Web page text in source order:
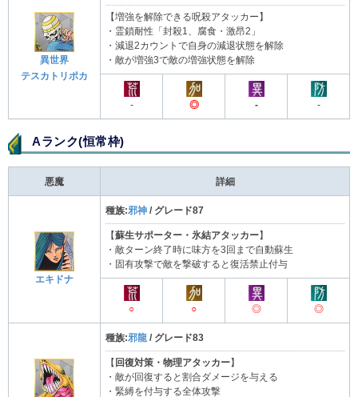
異世界
テスカトリポカ
【増強を解除できる呪殺アタッカー】
・霊鎖耐性「封殺1、腐食・激昂2」
・減退2カウントで自身の減退状態を解除
・敵が増強3で敵の増強状態を解除
- ◎ - -
Aランク(恒常枠)
悪魔 詳細
エキドナ
種族:邪神 / グレード87
【蘇生サポーター・氷結アタッカー】
・敵ターン終了時に味方を3回まで自動蘇生
・固有攻撃で敵を撃破すると復活禁止付与
○ ○ ◎ ◎
種族:邪龍 / グレード83
【 回復対策・物理アタッカー】
・敵が回復すると割合ダメージを与える
・緊縛を付与する全体攻撃